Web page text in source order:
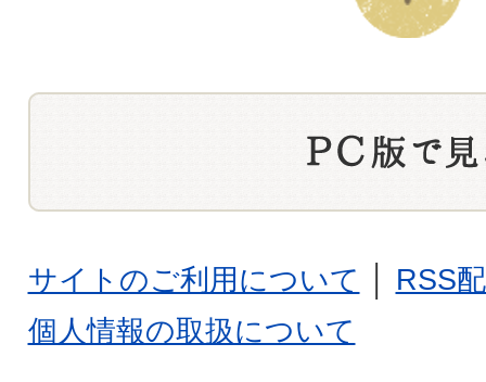
サイトのご利用について
RSS
個人情報の取扱について